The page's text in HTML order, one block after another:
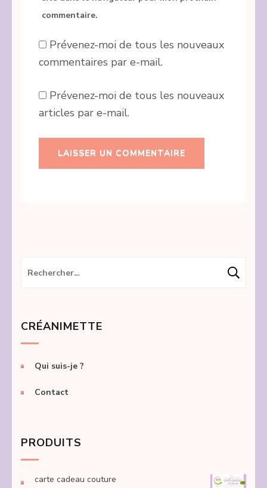
commentaire.
Prévenez-moi de tous les nouveaux
commentaires par e-mail.
Prévenez-moi de tous les nouveaux
articles par e-mail.
Rechercher :
CRÉANIMETTE
Qui suis-je ?
Contact
PRODUITS
carte cadeau couture